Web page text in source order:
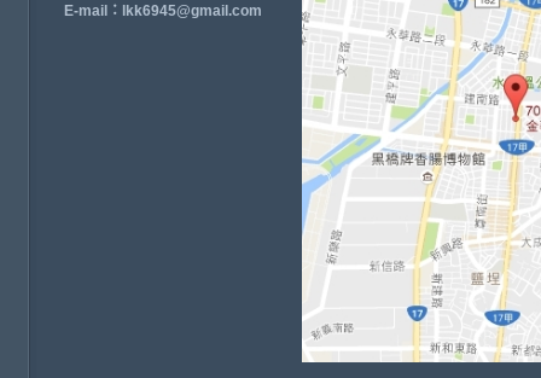
E-mail：lkk6945@gmail.com